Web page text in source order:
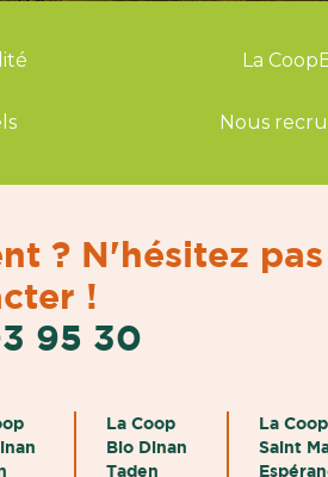
La
Nous
? N'hésitez
!
95 30
La Coop
Bio Dinan
Taden
La
Saint